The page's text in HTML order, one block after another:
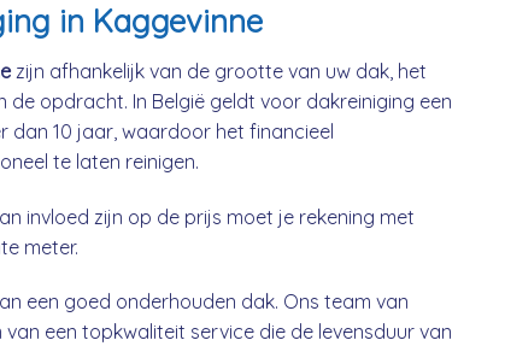
in Kaggevinne
zijn afhankelijk van de grootte van uw dak, het
opdracht. In België geldt voor dakreiniging een
dan 10 jaar, waardoor het financieel
te laten reinigen.
invloed zijn op de prijs moet je rekening met
meter.
een goed onderhouden dak. Ons team van
een topkwaliteit service die de levensduur van